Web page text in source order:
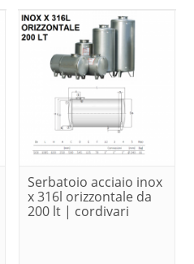
Serbatoio acciaio inox
x 316l orizzontale da
200 lt | cordivari